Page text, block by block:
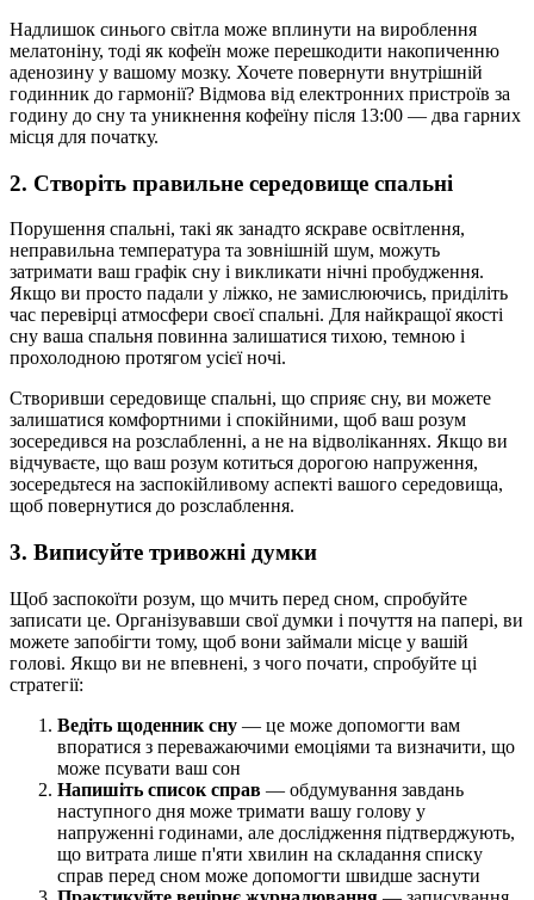
Надлишок синього світла може вплинути на вироблення
мелатоніну, тоді як кофеїн може перешкодити накопиченню
аденозину у вашому мозку. Хочете повернути внутрішній
годинник до гармонії? Відмова від електронних пристроїв за
годину до сну та уникнення кофеїну після 13:00 — два гарних
місця для початку.
2. Створіть правильне середовище спальні
Порушення спальні, такі як занадто яскраве освітлення,
неправильна температура та зовнішній шум, можуть
затримати ваш графік сну і викликати нічні пробудження.
Якщо ви просто падали у ліжко, не замислюючись, приділіть
час перевірці атмосфери своєї спальні. Для найкращої якості
сну ваша спальня повинна залишатися тихою, темною і
прохолодною протягом усієї ночі.
Створивши середовище спальні, що сприяє сну, ви можете
залишатися комфортними і спокійними, щоб ваш розум
зосередився на розслабленні, а не на відволіканнях. Якщо ви
відчуваєте, що ваш розум котиться дорогою напруження,
зосередьтеся на заспокійливому аспекті вашого середовища,
щоб повернутися до розслаблення.
3. Виписуйте тривожні думки
Щоб заспокоїти розум, що мчить перед сном, спробуйте
записати це. Організувавши свої думки і почуття на папері, ви
можете запобігти тому, щоб вони займали місце у вашій
голові. Якщо ви не впевнені, з чого почати, спробуйте ці
стратегії:
Ведіть щоденник сну — це може допомогти вам
впоратися з переважаючими емоціями та визначити, що
може псувати ваш сон
Напишіть список справ — обдумування завдань
наступного дня може тримати вашу голову у
напруженні годинами, але дослідження підтверджують,
що витрата лише п'яти хвилин на складання списку
справ перед сном може допомогти швидше заснути